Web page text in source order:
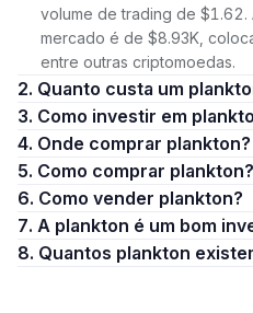
volume de trading de $1.62.
mercado é de $8.93K,
entre outras criptomoedas.
2. Quanto custa um
3. Como investir em
4. Onde comprar plankton?
5. Como comprar plankton?
6. Como vender plankton?
7. A plankton é um bom
8. Quantos plankton